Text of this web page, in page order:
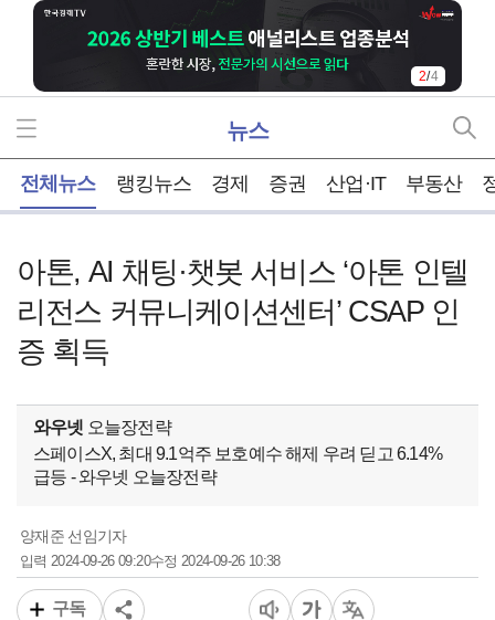
2/4
뉴스
전체뉴스 랭킹뉴스 경제 증권 산업·IT 부동산
아톤, AI 채팅·챗봇 서비스 ‘아톤 인텔
리전스 커뮤니케이션센터’ CSAP 인
증 획득
와우넷 오늘장전략
스페이스X, 최대 9.1억주 보호예수 해제 우려 딛고 6.14%
급등 - 와우넷 오늘장전략
양재준 선임기자
입력 2024-09-26 09:20수정 2024-09-26 10:38
구독